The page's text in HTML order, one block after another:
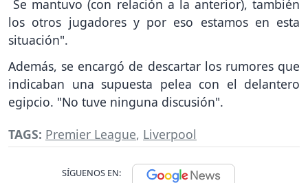
Se mantuvo (con relación a la anterior), también
los otros jugadores y por eso estamos en esta
situación".
Además, se encargó de descartar los rumores que
indicaban una supuesta pelea con el delantero
egipcio. "No tuve ninguna discusión".
TAGS: Premier League, Liverpool
SÍGUENOS EN: